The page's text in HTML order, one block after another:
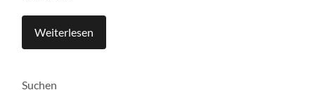
Weiterlesen
Suchen